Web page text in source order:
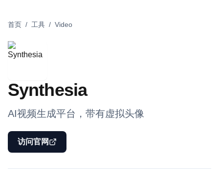
首页 / 工具 / Video
Synthesia
AI视频生成平台，带有虚拟头像
访问官网